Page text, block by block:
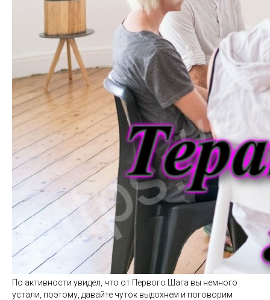
По активности увидел, что от Первого Шага вы немного
устали, поэтому, давайте чуток выдохнем и поговорим